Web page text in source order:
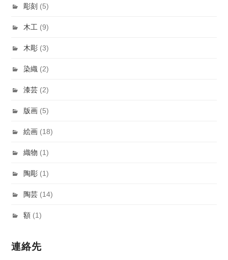
彫刻 (5)
木工 (9)
木彫 (3)
染織 (2)
漆芸 (2)
版画 (5)
絵画 (18)
織物 (1)
陶彫 (1)
陶芸 (14)
額 (1)
連絡先